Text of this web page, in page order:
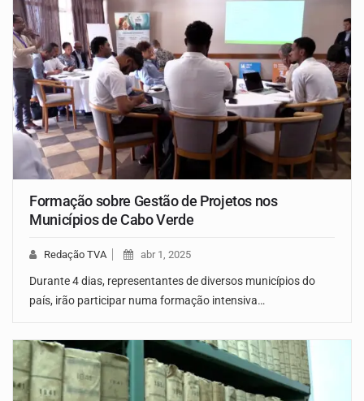
Formação sobre Gestão de Projetos nos
Municípios de Cabo Verde
Redação TVA abr 1, 2025
Durante 4 dias, representantes de diversos municípios do
país, irão participar numa formação intensiva…